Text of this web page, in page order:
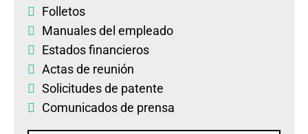
Folletos
Manuales del empleado
Estados financieros
Actas de reunión
Solicitudes de patente
Comunicados de prensa